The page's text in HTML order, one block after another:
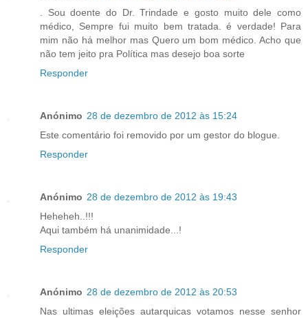
. Sou doente do Dr. Trindade e gosto muito dele como
médico, Sempre fui muito bem tratada. é verdade! Para
mim não há melhor mas Quero um bom médico. Acho que
não tem jeito pra Política mas desejo boa sorte
Responder
Anónimo 28 de dezembro de 2012 às 15:24
Este comentário foi removido por um gestor do blogue.
Responder
Anónimo 28 de dezembro de 2012 às 19:43
Heheheh..!!!
Aqui também há unanimidade...!
Responder
Anónimo 28 de dezembro de 2012 às 20:53
Nas ultimas eleições autarquicas votamos nesse senhor